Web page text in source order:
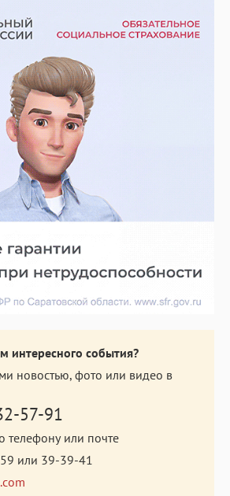
интересного события?
новостью, фото или видео в
57-91
телефону или почте
или 39-39-41